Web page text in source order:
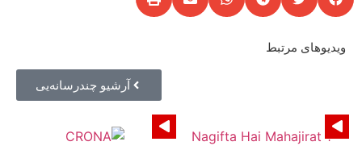
ویدیوهای مرتبط
آرشیو چندرسانه‌یی